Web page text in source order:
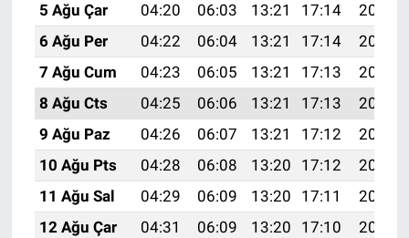
5 Ağu Çar
04:20 06:03 13:21 17:14
20:30
6 Ağu Per
04:22 06:04 13:21 17:14
20:28
7 Ağu Cum
04:23 06:05 13:21 17:13
20:27
8 Ağu Cts
04:25 06:06 13:21 17:13
20:26
9 Ağu Paz
04:26 06:07 13:21 17:12
20:25
10 Ağu Pts
04:28 06:08 13:20 17:12
20:23
11 Ağu Sal
04:29 06:09 13:20 17:11
20:22
12 Ağu Çar
04:31 06:09 13:20 17:10
20:21